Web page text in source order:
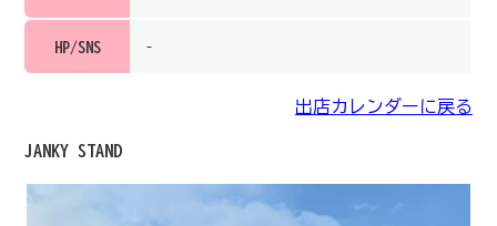
HP/SNS –
出店カレンダーに戻る
JANKY STAND